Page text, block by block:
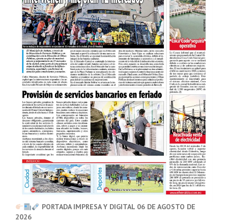
PORTADA IMPRESA Y DIGITAL 06 DE AGOSTO DE
2026